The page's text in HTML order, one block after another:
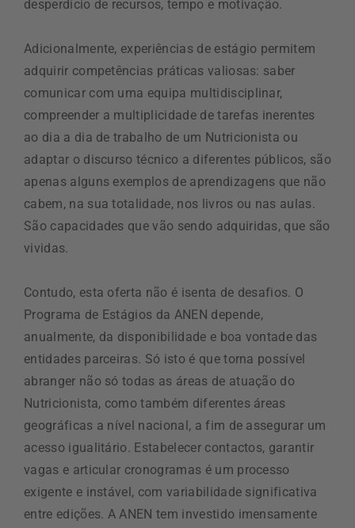
desperdício de recursos, tempo e motivação.
Adicionalmente, experiências de estágio permitem
adquirir competências práticas valiosas: saber
comunicar com uma equipa multidisciplinar,
compreender a multiplicidade de tarefas inerentes
ao dia a dia de trabalho de um Nutricionista ou
adaptar o discurso técnico a diferentes públicos, são
apenas alguns exemplos de aprendizagens que não
cabem, na sua totalidade, nos livros ou nas aulas.
São capacidades que vão sendo adquiridas, que são
vividas.
Contudo, esta oferta não é isenta de desafios. O
Programa de Estágios da ANEN depende,
anualmente, da disponibilidade e boa vontade das
entidades parceiras. Só isto é que torna possível
abranger não só todas as áreas de atuação do
Nutricionista, como também diferentes áreas
geográficas a nível nacional, a fim de assegurar um
acesso igualitário. Estabelecer contactos, garantir
vagas e articular cronogramas é um processo
exigente e instável, com variabilidade significativa
entre edições. A ANEN tem investido imensamente